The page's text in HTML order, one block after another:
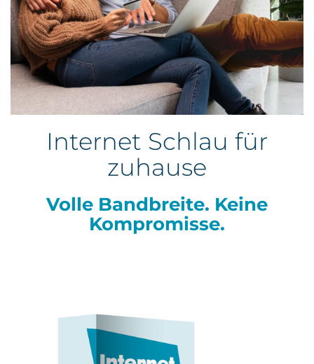
Kontakt
Internet Schlau für
zuhause
Volle Bandbreite. Keine
Kompromisse.